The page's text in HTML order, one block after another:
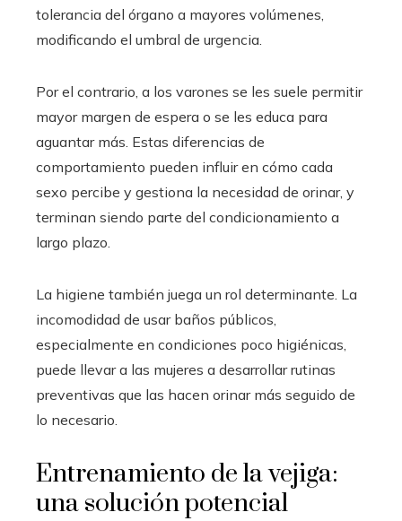
tolerancia del órgano a mayores volúmenes,
modificando el umbral de urgencia.
Por el contrario, a los varones se les suele permitir
mayor margen de espera o se les educa para
aguantar más. Estas diferencias de
comportamiento pueden influir en cómo cada
sexo percibe y gestiona la necesidad de orinar, y
terminan siendo parte del condicionamiento a
largo plazo.
La higiene también juega un rol determinante. La
incomodidad de usar baños públicos,
especialmente en condiciones poco higiénicas,
puede llevar a las mujeres a desarrollar rutinas
preventivas que las hacen orinar más seguido de
lo necesario.
Entrenamiento de la vejiga:
una solución potencial